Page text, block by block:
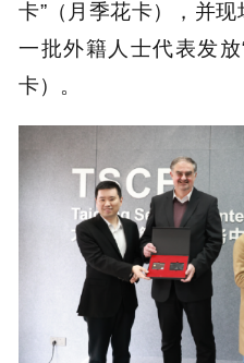
卡”（月季花卡），并
一批外籍人士代表发放
卡）。